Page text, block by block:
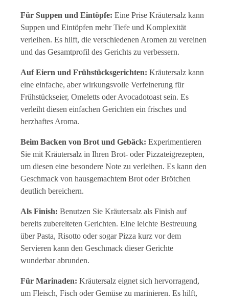
Für Suppen und Eintöpfe: Eine Prise Kräutersalz kann
Suppen und Eintöpfen mehr Tiefe und Komplexität
verleihen. Es hilft, die verschiedenen Aromen zu vereinen
und das Gesamtprofil des Gerichts zu verbessern.
Auf Eiern und Frühstücksgerichten: Kräutersalz kann
eine einfache, aber wirkungsvolle Verfeinerung für
Frühstückseier, Omeletts oder Avocadotoast sein. Es
verleiht diesen einfachen Gerichten ein frisches und
herzhaftes Aroma.
Beim Backen von Brot und Gebäck: Experimentieren
Sie mit Kräutersalz in Ihren Brot- oder Pizzateigrezepten,
um diesen eine besondere Note zu verleihen. Es kann den
Geschmack von hausgemachtem Brot oder Brötchen
deutlich bereichern.
Als Finish: Benutzen Sie Kräutersalz als Finish auf
bereits zubereiteten Gerichten. Eine leichte Bestreuung
über Pasta, Risotto oder sogar Pizza kurz vor dem
Servieren kann den Geschmack dieser Gerichte
wunderbar abrunden.
Für Marinaden: Kräutersalz eignet sich hervorragend,
um Fleisch, Fisch oder Gemüse zu marinieren. Es hilft,